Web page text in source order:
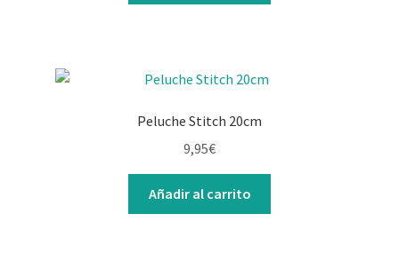
Peluche Stitch 20cm
9,95€
Añadir al carrito